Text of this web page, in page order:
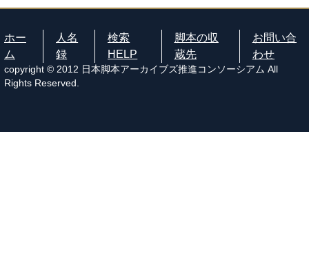
ホー
ム
人名
録
検索
HELP
脚本の収
蔵先
お問い合
わせ
copyright © 2012 日本脚本アーカイブズ推進コンソーシアム All
Rights Reserved.